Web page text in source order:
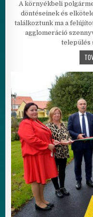
A környékbeli
döntéseinek és
találkoztunk ma a
agglomeráció
település